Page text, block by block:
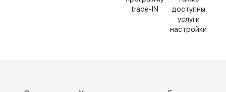
trade-IN
доступны
услуги
настройки